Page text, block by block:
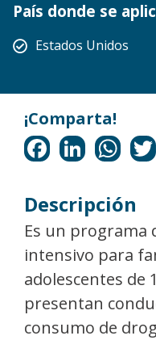
País donde se
Estados Unidos
Descripción
Es un programa
intensivo para
adolescentes de
presentan
consumo de